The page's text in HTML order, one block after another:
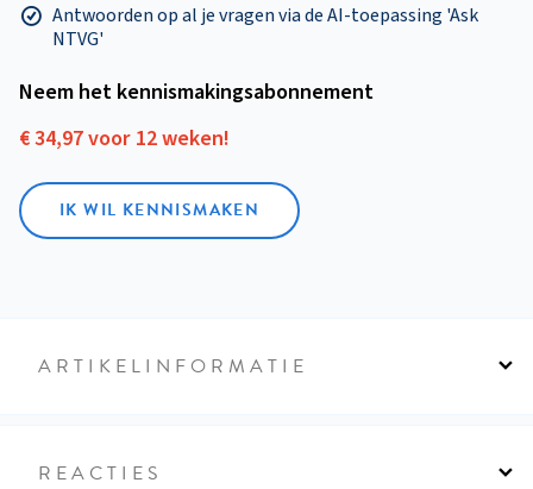
Antwoorden op al je vragen via de AI-toepassing 'Ask
NTVG'
Neem het kennismakings­abonnement
€ 34,97 voor 12 weken!
IK WIL KENNISMAKEN
ARTIKELINFORMATIE
REACTIES